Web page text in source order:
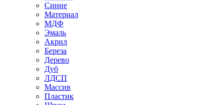
Синие
Материал
МДФ
Эмаль
Акрил
Береза
Дерево
Дуб
ЛДСП
Массив
Пластик